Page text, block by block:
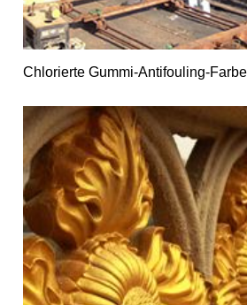
Chlorierte Gummi-Antifouling-